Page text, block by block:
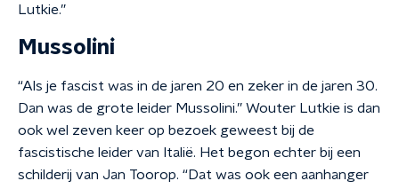
Lutkie.”
Mussolini
“Als je fascist was in de jaren 20 en zeker in de jaren 30.
Dan was de grote leider Mussolini.” Wouter Lutkie is dan
ook wel zeven keer op bezoek geweest bij de
fascistische leider van Italië. Het begon echter bij een
schilderij van Jan Toorop. “Dat was ook een aanhanger